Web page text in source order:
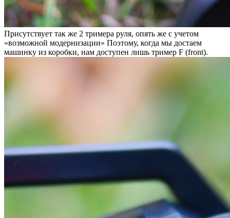
Присутствует так же 2 тримера руля, опять же с учетом
«возможной модернизации» Поэтому, когда мы достаем
машинку из коробки, нам доступен лишь тример F (front).